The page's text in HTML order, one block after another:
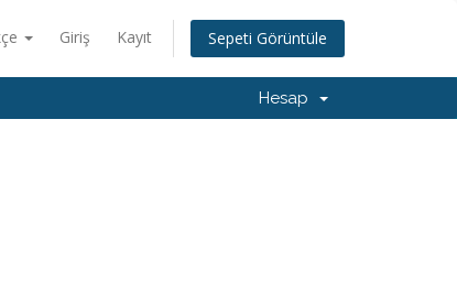
Giriş Kayıt Sepeti Görüntüle
Hesap